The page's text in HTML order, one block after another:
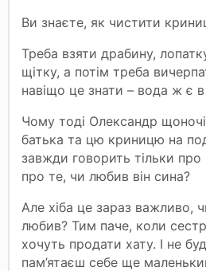
Ви знаєте, як чистити
Треба взяти драбину,
щітку, а потім треба
навіщо це знати – вода ж є в
Чому тоді Олександр
батька та цю криницю на
завжди говорить тільки
про те, чи любив він сина?
Але хіба це зараз важливо,
любив? Тим паче, коли
хочуть продати хату. І не
пам’ятаєш себе ще